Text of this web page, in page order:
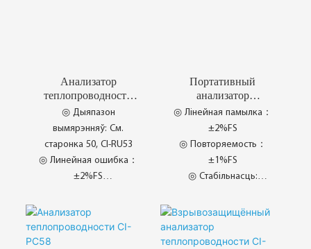
Анализатор
теплопроводности
CI-PC511
◎ Дыяпазон
вымярэнняў: См.
старонка 50, CI-RU53
◎ Линейная ошибка：
±2%FS
±1%FS
Портативный
анализатор
теплопроводности
CI-PC53
◎ Лінейная памылка：
±2%FS
◎ Повторяемость：
±1%FS
◎ Стабільнасць: